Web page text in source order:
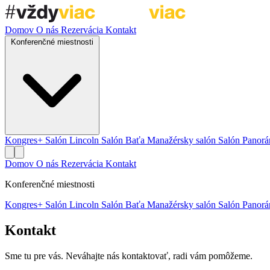
Domov O nás Rezervácia Kontakt
Kongres+ Salón Lincoln Salón Baťa Manažérsky salón Salón
Domov O nás Rezervácia Kontakt
Konferenčné miestnosti
Kongres+ Salón Lincoln Salón Baťa Manažérsky salón Salón
Kontakt
Sme tu pre vás. Neváhajte nás kontaktovať, radi vám pomôžeme.